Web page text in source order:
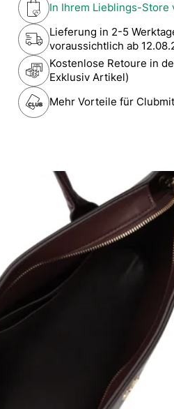
In Ihrem Lieblings-Store
Lieferung in 2-5
voraussichtlich ab
Kostenlose Retoure in
Exklusiv Artikel)
Mehr Vorteile für